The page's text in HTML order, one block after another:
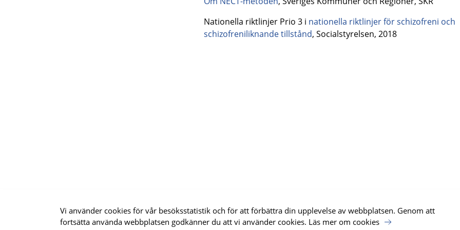
Nationella riktlinjer Prio 3 i nationella riktlinjer för schizofreni och
schizofreniliknande tillstånd, Socialstyrelsen, 2018
Vi använder cookies för vår besöksstatistik och för att förbättra din upplevelse av webbplatsen. Genom att
fortsätta använda webbplatsen godkänner du att vi använder cookies. Läs mer om cookies
Uppdrag Psykisk Hälsa, SKR har tagit fram webbplatsen för Nationellt
programområde psykisk hälsa.Läs mer